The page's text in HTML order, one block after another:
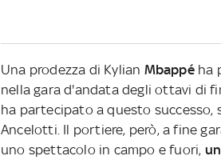
Una prodezza di Kylian Mbappé ha
nella gara d'andata degli ottavi di
ha partecipato a questo successo,
Ancelotti. Il portiere, però, a fine
uno spettacolo in campo e fuori,